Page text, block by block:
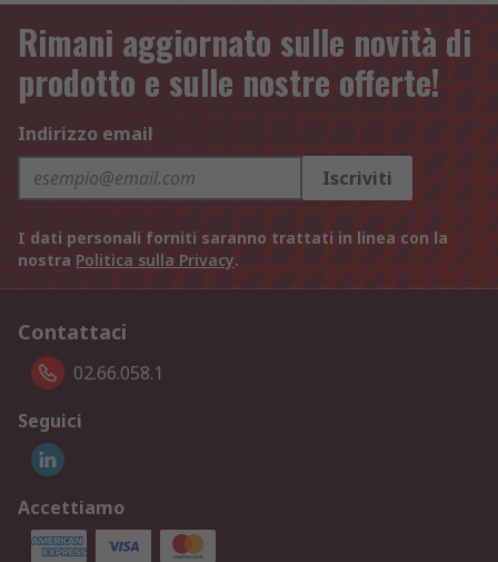
Rimani aggiornato sulle novità di
prodotto e sulle nostre offerte!
Indirizzo email
Iscriviti
I dati personali forniti saranno trattati in linea con la
nostra Politica sulla Privacy.
Contattaci
02.66.058.1
Seguici
Accettiamo